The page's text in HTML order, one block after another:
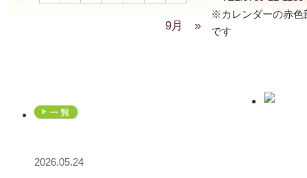
9月 »
※カレンダーの赤色
です
2026.05.24